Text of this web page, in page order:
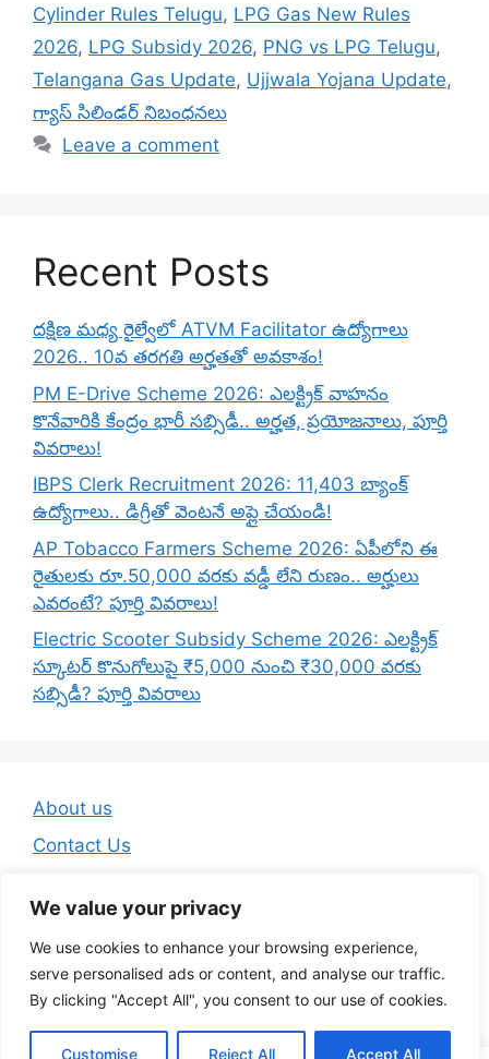
We value your privacy
We use cookies to enhance your browsing experience,
serve personalised ads or content, and analyse our traffic.
By clicking "Accept All", you consent to our use of cookies.
Customise Reject All Accept All
Cylinder Rules Telugu, LPG Gas New Rules
2026, LPG Subsidy 2026, PNG vs LPG Telugu,
Telangana Gas Update, Ujjwala Yojana Update,
గ్యాస్ సిలిండర్ నిబంధనలు
Leave a comment
Recent Posts
దక్షిణ మధ్య రైల్వేలో ATVM Facilitator ఉద్యోగాలు
2026.. 10వ తరగతి అర్హతతో అవకాశం!
PM E-Drive Scheme 2026: ఎలక్ట్రిక్ వాహనం
కొనేవారికి కేంద్రం భారీ సబ్సిడీ.. అర్హత, ప్రయోజనాలు, పూర్తి
వివరాలు!
IBPS Clerk Recruitment 2026: 11,403 బ్యాంక్
ఉద్యోగాలు.. డిగ్రీతో వెంటనే అప్లై చేయండి!
AP Tobacco Farmers Scheme 2026: ఏపీలోని ఈ
రైతులకు రూ.50,000 వరకు వడ్డీ లేని రుణం.. అర్హులు
ఎవరంటే? పూర్తి వివరాలు!
Electric Scooter Subsidy Scheme 2026: ఎలక్ట్రిక్
స్కూటర్ కొనుగోలుపై ₹5,000 నుంచి ₹30,000 వరకు
సబ్సిడీ? పూర్తి వివరాలు
About us
Contact Us
Privacy Policy
Terms And Conditions
© 2026 Telugu Jobs Guru - Latest Telugu Job Updates